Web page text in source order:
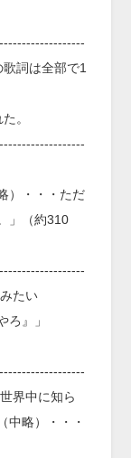
詞は全部で1
。
）・・・ただ
」（約310
たい
ろ』」
界中に知ら
中略）・・・